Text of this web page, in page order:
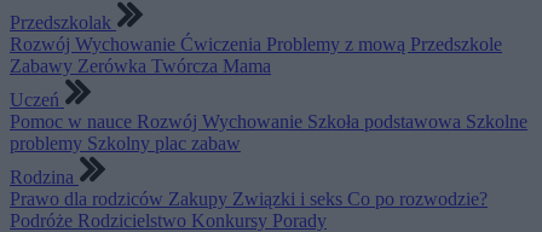
Przedszkolak
Rozwój Wychowanie Ćwiczenia Problemy z mową Przedszkole
Zabawy Zerówka Twórcza Mama
Uczeń
Pomoc w nauce Rozwój Wychowanie Szkoła podstawowa Szkolne
problemy Szkolny plac zabaw
Rodzina
Prawo dla rodziców Zakupy Związki i seks Co po rozwodzie?
Podróże Rodzicielstwo Konkursy Porady